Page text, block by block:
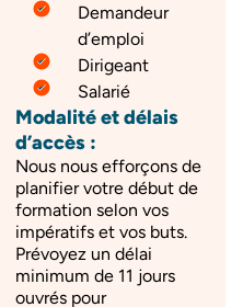
Demandeur
d’emploi
Dirigeant
Salarié
Modalité et délais
d’accès :
Nous nous efforçons de
planifier votre début de
formation selon vos
impératifs et vos buts.
Prévoyez un délai
minimum de 11 jours
ouvrés pour